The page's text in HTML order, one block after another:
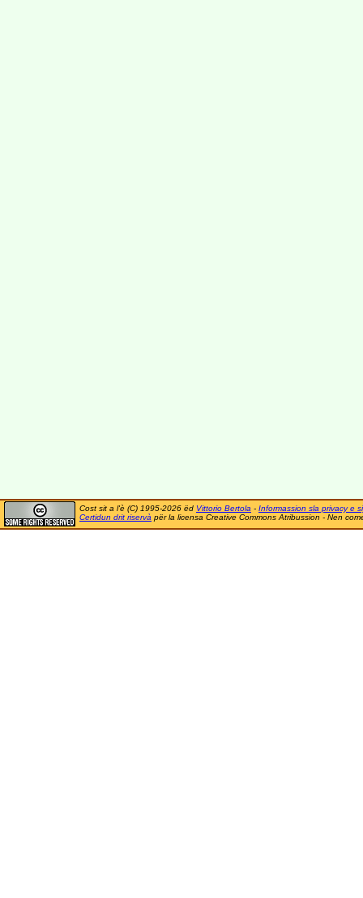
Cost sit a l'è (C) 1995-2026 ëd Vittorio Bertola - Informassion sla privacy e
Certidun drit riservà për la licensa Creative Commons Atribussion - Nen